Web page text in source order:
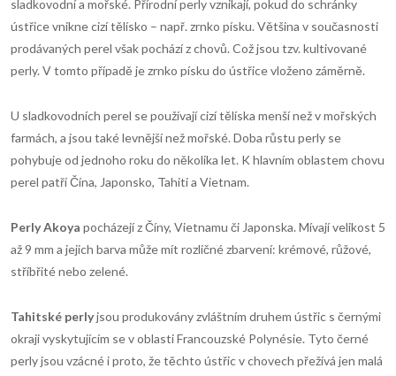
sladkovodní a mořské. Přírodní perly vznikají, pokud do schránky
ústřice vnikne cizí tělísko – např. zrnko písku. Většina v současnosti
prodávaných perel však pochází z chovů. Což jsou tzv. kultivované
perly. V tomto případě je zrnko písku do ústřice vloženo záměrně.
U sladkovodních perel se používají cizí tělíska menší než v mořských
farmách, a jsou také levnější než mořské. Doba růstu perly se
pohybuje od jednoho roku do několika let. K hlavním oblastem chovu
perel patří Čína, Japonsko, Tahiti a Vietnam.
Perly Akoya pocházejí z Číny, Vietnamu či Japonska. Mívají velikost 5
až 9 mm a jejich barva může mít rozličné zbarvení: krémové, růžové,
stříbřité nebo zelené.
Tahitské perlyjsou produkovány zvláštním druhem ústřic s černými
okraji vyskytujícím se v oblasti Francouzské Polynésie. Tyto černé
perly jsou vzácné i proto, že těchto ústřic v chovech přežívá jen malá